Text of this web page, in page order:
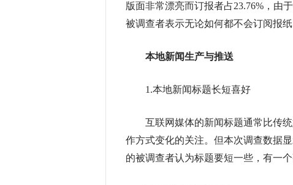
版面非常漂亮而订报者占23.76%，由
被调查者表示无论如何都不会订阅报纸
本地新闻生产与推送
1.本地新闻标题长短喜好
互联网媒体的新闻标题通常比传统
作方式变化的关注。但本次调查数据
的被调查者认为标题要短一些，有一个